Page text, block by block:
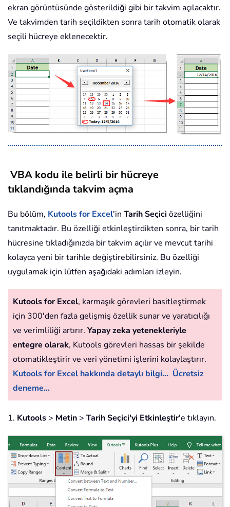
ekran görüntüsünde gösterildiği gibi bir takvim açılacaktır.
Ve takvimden tarih seçildikten sonra tarih otomatik olarak
seçili hücreye eklenecektir.
VBA kodu ile belirli bir hücreye
tıklandığında takvim açma
Bu bölüm, Kutools for Excel'in Tarih Seçici özelliğini
tanıtmaktadır. Bu özelliği etkinleştirdikten sonra, bir tarih
hücresine tıkladığınızda bir takvim açılır ve mevcut tarihi
kolayca yeni bir tarihle değiştirebilirsiniz. Bu özelliği
uygulamak için lütfen aşağıdaki adımları izleyin.
Kutools for Excel, karmaşık görevleri basitleştirmek
için 300'den fazla gelişmiş özellik sunar ve yaratıcılığı
ve verimliliği artırır. Yapay zeka yetenekleriyle
entegre olarak, Kutools görevleri hassas bir şekilde
otomatikleştirir ve veri yönetimi işlerini kolaylaştırır.
Kutools for Excel hakkında detaylı bilgi... Ücretsiz
deneme...
1. Kutools > Metin > Tarih Seçici'yi Etkinleştir'e tıklayın.